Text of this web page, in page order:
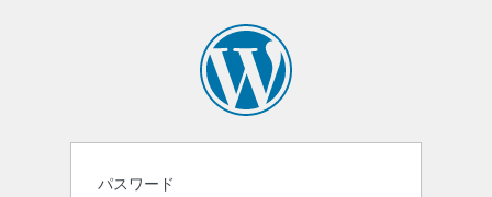
パスワード